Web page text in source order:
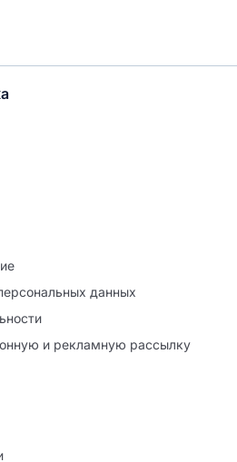
данных
и рекламную рассылку
заполнение
брака